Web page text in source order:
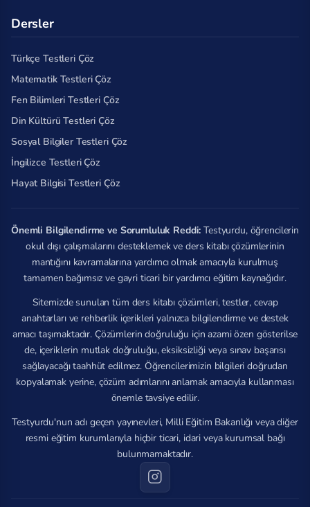
Dersler
Türkçe Testleri Çöz
Matematik Testleri Çöz
Fen Bilimleri Testleri Çöz
Din Kültürü Testleri Çöz
Sosyal Bilgiler Testleri Çöz
İngilizce Testleri Çöz
Hayat Bilgisi Testleri Çöz
Önemli Bilgilendirme ve Sorumluluk Reddi: Testyurdu, öğrencilerin
okul dışı çalışmalarını desteklemek ve ders kitabı çözümlerinin
mantığını kavramalarına yardımcı olmak amacıyla kurulmuş
tamamen bağımsız ve gayri ticari bir yardımcı eğitim kaynağıdır.
Sitemizde sunulan tüm ders kitabı çözümleri, testler, cevap
anahtarları ve rehberlik içerikleri yalnızca bilgilendirme ve destek
amacı taşımaktadır. Çözümlerin doğruluğu için azami özen gösterilse
de, içeriklerin mutlak doğruluğu, eksiksizliği veya sınav başarısı
sağlayacağı taahhüt edilmez. Öğrencilerimizin bilgileri doğrudan
kopyalamak yerine, çözüm adımlarını anlamak amacıyla kullanması
önemle tavsiye edilir.
Testyurdu'nun adı geçen yayınevleri, Milli Eğitim Bakanlığı veya diğer
resmi eğitim kurumlarıyla hiçbir ticari, idari veya kurumsal bağı
bulunmamaktadır.